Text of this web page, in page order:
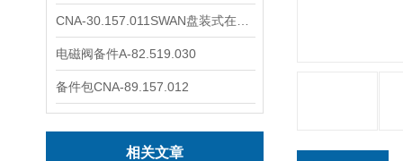
电磁阀备件A-82.519.030
备件包CNA-89.157.012
相关文章